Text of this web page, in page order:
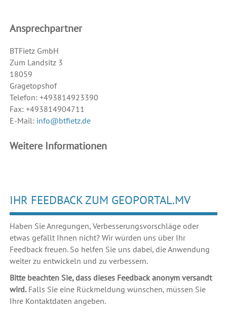
Ansprechpartner
BTFietz GmbH
Zum Landsitz 3
18059
Gragetopshof
Telefon: +493814923390
Fax: +493814904711
E-Mail: info@btfietz.de
Weitere Informationen
IHR FEEDBACK ZUM GEOPORTAL.MV
Haben Sie Anregungen, Verbesserungsvorschläge oder
etwas gefällt Ihnen nicht? Wir würden uns über Ihr
Feedback freuen. So helfen Sie uns dabei, die Anwendung
weiter zu entwickeln und zu verbessern.
Bitte beachten Sie, dass dieses Feedback anonym versandt
wird.Falls Sie eine Rückmeldung wünschen, müssen Sie
Ihre Kontaktdaten angeben.